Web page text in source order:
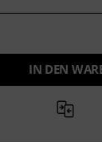
IN DEN